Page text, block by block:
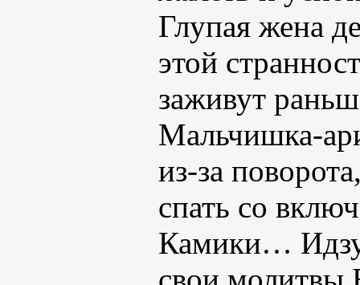
Глупая жена
этой
заживут
Мальчишка-
из-за
спать со
Камики…